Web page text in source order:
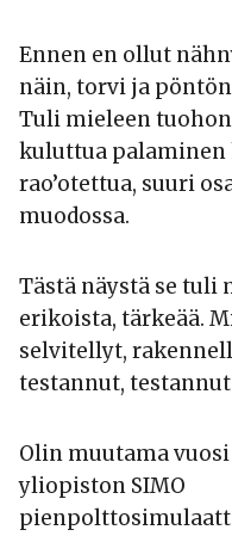
Ennen en ollut
näin, torvi ja
Tuli mieleen
kuluttua palaminen
rao’otettua, suuri
muodossa.
Tästä näystä se tuli
erikoista, tärkeää.
selvitellyt,
testannut,
Olin muutama
yliopiston SIMO